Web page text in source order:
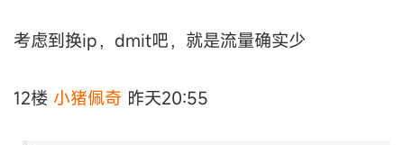
考虑到换ip，dmit吧，就是流量确实少
12楼 小猪佩奇 昨天20:55